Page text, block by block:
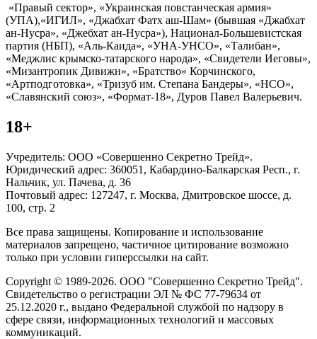
«Правый сектор», «Украинская повстанческая армия»
(УПА),«ИГИЛ», «Джабхат Фатх аш-Шам» (бывшая «Джабхат
ан-Нусра», «Джебхат ан-Нусра»), Национал-Большевистская
партия (НБП), «Аль-Каида», «УНА-УНСО», «Талибан»,
«Меджлис крымско-татарского народа», «Свидетели Иеговы»,
«Мизантропик Дивижн», «Братство» Корчинского,
«Артподготовка», «Тризуб им. Степана Бандеры», «НСО»,
«Славянский союз», «Формат-18», Дуров Павел Валерьевич.
18+
Учредитель: ООО «Совершенно Секретно Трейд».
Юридический адрес: 360051, Кабардино-Балкарская Респ., г.
Нальчик, ул. Пачева, д. 36
Почтовый адрес: 127247, г. Москва, Дмитровское шоссе, д.
100, стр. 2
Все права защищены. Копирование и использование
материалов запрещено, частичное цитирование возможно
только при условии гиперссылки на сайт.
Copyright © 1989-2026. ООО "Совершенно Секретно Трейд".
Свидетельство о регистрации ЭЛ № ФС 77-79634 от
25.12.2020 г., выдано Федеральной службой по надзору в
сфере связи, информационных технологий и массовых
коммуникаций.